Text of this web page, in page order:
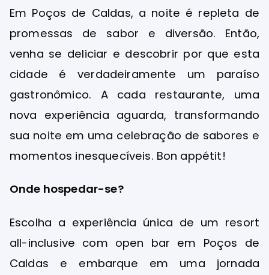
Em Poços de Caldas, a noite é repleta de
promessas de sabor e diversão. Então,
venha se deliciar e descobrir por que esta
cidade é verdadeiramente um paraíso
gastronômico. A cada restaurante, uma
nova experiência aguarda, transformando
sua noite em uma celebração de sabores e
momentos inesquecíveis. Bon appétit!
Onde hospedar-se?
Escolha a experiência única de um resort
all-inclusive com open bar em Poços de
Caldas e embarque em uma jornada